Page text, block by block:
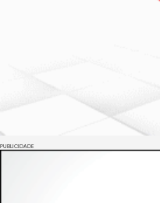
PUBLICIDADE